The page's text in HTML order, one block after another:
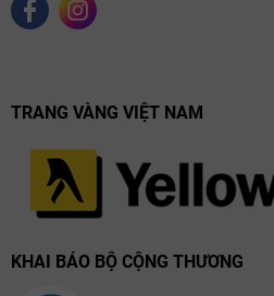
TRANG VÀNG VIỆT NAM
KHAI BÁO BỘ CỘNG THƯƠNG